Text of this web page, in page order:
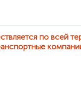
по всей